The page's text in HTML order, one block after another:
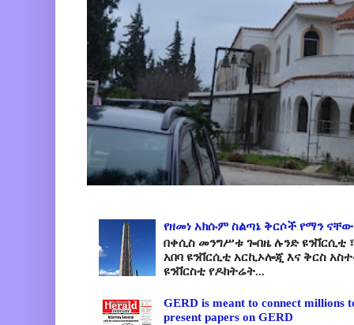
የዘመነ አክሱም ስልጣኔ ቅርሶች የማን
በቀሲስ መንግሥቱ ጐበዜ ሉንድ ዩንቨርሲቲ
አበባ ዩንቨርሲቲ አርኪኦሎጂ እና ቅርስ
ዩንቨርስቲ የዶክትሬት...
GERD is meant to connect millions
present papers on GERD